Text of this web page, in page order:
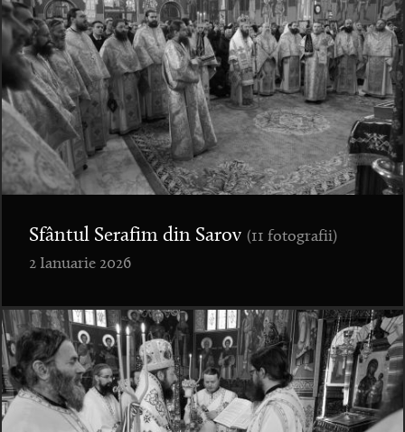
Sfântul Serafim din Sarov (11 fotografii)
2 Ianuarie 2026